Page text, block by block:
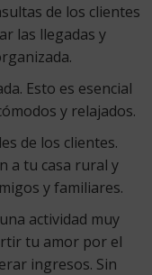
de los clientes
las llegadas y
Esto es esencial
y relajados.
de los clientes.
a tu casa rural y
y familiares.
actividad muy
tu amor por el
ingresos. Sin